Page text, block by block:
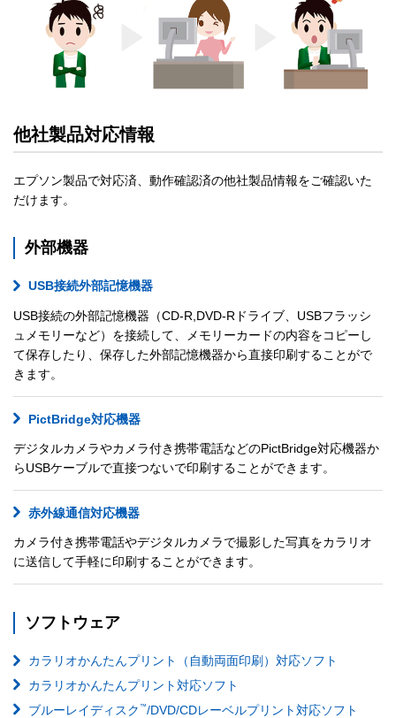
他社製品対応情報
エプソン製品で対応済、動作確認済の他社製品情報をご確認いた
だけます。
外部機器
USB接続外部記憶機器
USB接続の外部記憶機器（CD-R,DVD-Rドライブ、USBフラッシ
ュメモリーなど）を接続して、メモリーカードの内容をコピーし
て保存したり、保存した外部記憶機器から直接印刷することがで
きます。
PictBridge対応機器
デジタルカメラやカメラ付き携帯電話などのPictBridge対応機器か
らUSBケーブルで直接つないで印刷することができます。
赤外線通信対応機器
カメラ付き携帯電話やデジタルカメラで撮影した写真をカラリオ
に送信して手軽に印刷することができます。
ソフトウェア
カラリオかんたんプリント（自動両面印刷）対応ソフト
カラリオかんたんプリント対応ソフト
ブルーレイディスク ™/DVD/CDレーベルプリント対応ソフト